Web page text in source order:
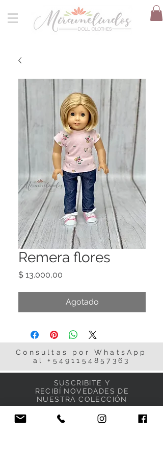
Remera flores
$ 13.000,00
Agotado
Consultas por WhatsApp
al +5491154857363
SUSCRIBITE Y
RECIBÍ NOVEDADES DE
NUESTRACOLECCIÓN